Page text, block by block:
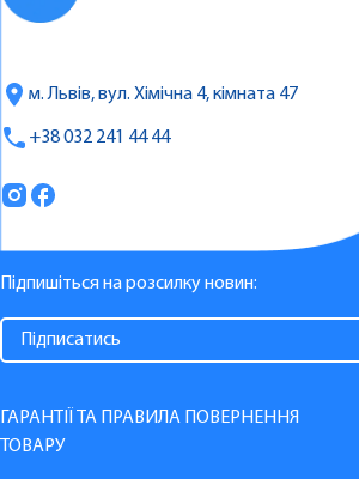
м. Львів, вул. Хімічна 4, кімната 47
+38 032 241 44 44
Підпишіться на розсилку новин:
ГАРАНТІЇ ТА ПРАВИЛА ПОВЕРНЕННЯ
ТОВАРУ